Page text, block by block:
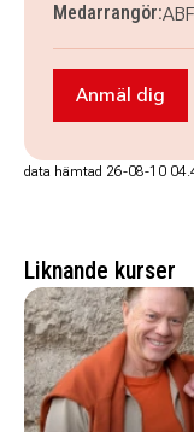
Medarrangör:
Anmäl
Anmäl dig
data hämtad 26-08-10
Liknande kurser